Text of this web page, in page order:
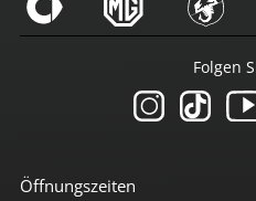
Öffnungszeiten
Folgen